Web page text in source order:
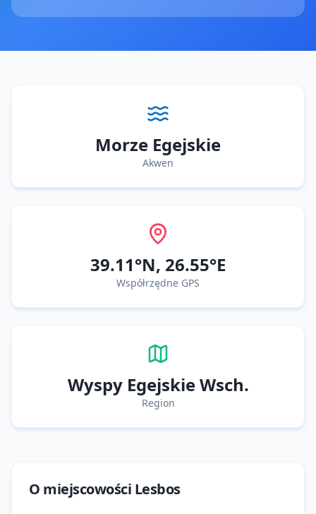
Morze Egejskie
Akwen
39.11°N, 26.55°E
Współrzędne GPS
Wyspy Egejskie Wsch.
Region
O miejscowości Lesbos